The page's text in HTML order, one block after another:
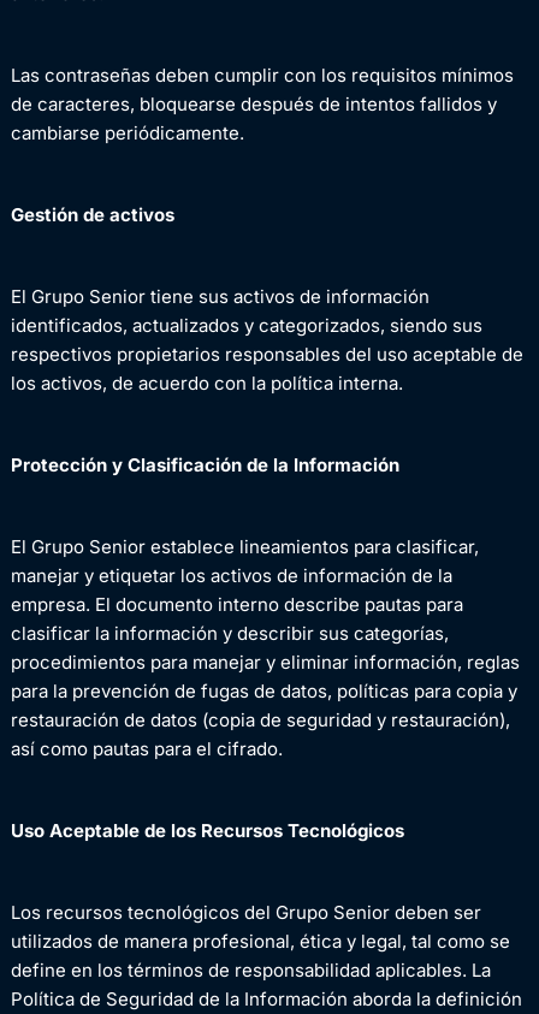
Las contraseñas deben cumplir con los requisitos mínimos
de caracteres, bloquearse después de intentos fallidos y
cambiarse periódicamente.
Gestión de activos
El Grupo Senior tiene sus activos de información
identificados, actualizados y categorizados, siendo sus
respectivos propietarios responsables del uso aceptable de
los activos, de acuerdo con la política interna.
Protección y Clasificación de la Información
El Grupo Senior establece lineamientos para clasificar,
manejar y etiquetar los activos de información de la
empresa. El documento interno describe pautas para
clasificar la información y describir sus categorías,
procedimientos para manejar y eliminar información, reglas
para la prevención de fugas de datos, políticas para copia y
restauración de datos (copia de seguridad y restauración),
así como pautas para el cifrado.
Uso Aceptable de los Recursos Tecnológicos
Los recursos tecnológicos del Grupo Senior deben ser
utilizados de manera profesional, ética y legal, tal como se
define en los términos de responsabilidad aplicables. La
Política de Seguridad de la Información aborda la definición